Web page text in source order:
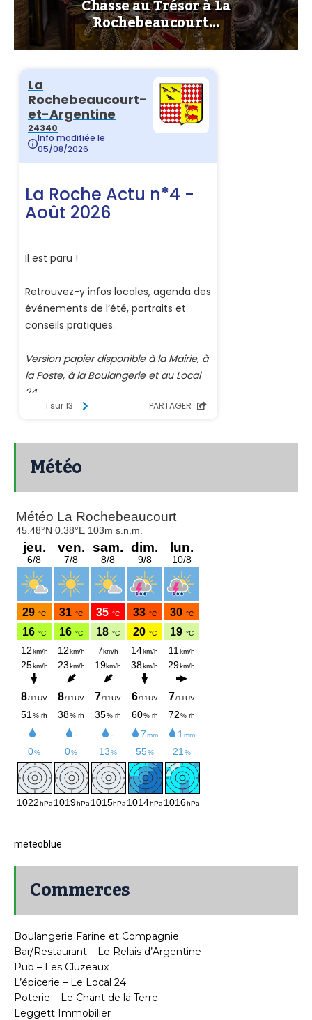
Chasse au Trésor à La
Rochebeaucourt…
Météo
meteoblue
Commerces
Boulangerie Farine et Compagnie
Bar/Restaurant – Le Relais d’Argentine
Pub – Les Cluzeaux
L’épicerie – Le Local 24
Poterie – Le Chant de la Terre
Leggett Immobilier